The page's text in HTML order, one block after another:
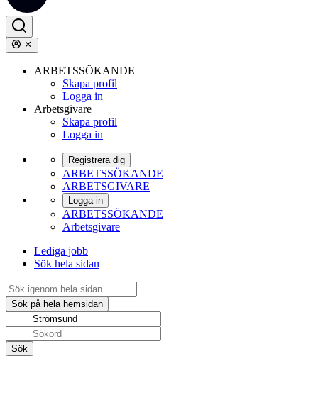
ARBETSSÖKANDE
Skapa profil
Logga in
Arbetsgivare
Skapa profil
Logga in
Registrera dig
ARBETSSÖKANDE
ARBETSGIVARE
Logga in
ARBETSSÖKANDE
Arbetsgivare
Lediga jobb
Sök hela sidan